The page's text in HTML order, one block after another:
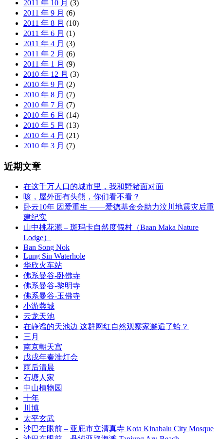
2011 年 10 月 (3)
2011 年 9 月 (6)
2011 年 8 月 (10)
2011 年 6 月 (1)
2011 年 4 月 (3)
2011 年 2 月 (6)
2011 年 1 月 (9)
2010 年 12 月 (3)
2010 年 9 月 (2)
2010 年 8 月 (7)
2010 年 7 月 (7)
2010 年 6 月 (14)
2010 年 5 月 (13)
2010 年 4 月 (21)
2010 年 3 月 (7)
近期文章
在这千万人口的城市里，我和野猪面对面
咳，屋外面有头熊，你们看不看？
卧云10年 因爱重生 ——爱德基金会助力汶川地震灾后重
建纪实
山中桃花源 – 斑玛卡自然度假村（Baan Maka Nature
Lodge）
Ban Song Nok
Lung Sin Waterhole
华欣火车站
佛系曼谷-卧佛寺
佛系曼谷-黎明寺
佛系曼谷-玉佛寺
小游蓉城
云龙天池
在静谧的天池边 这群网红自然观察家邂逅了蛤？
三月
南京朝天宫
戊戌年秦淮灯会
雨后清晨
石塘人家
中山植物园
十年
川博
太平玄武
沙巴在眼前 – 亚庇市立清真寺 Kota Kinabalu City Mosque